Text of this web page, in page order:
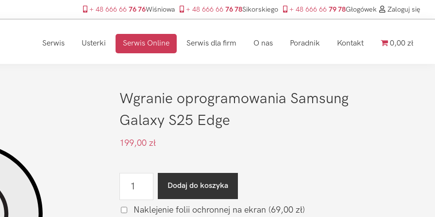
+ 48 666 66 76 76Wiśniowa + 48 666 66 76 78Sikorskiego + 48 666 66 79 78Głogówek Zaloguj się
Serwis Usterki Serwis Online Serwis dla firm O nas Poradnik Kontakt 0,00 zł
Wgranie oprogramowania Samsung
Galaxy S25 Edge
199,00 zł
oprogramowania
Dodaj do koszyka
Naklejenie folii ochronnej na ekran (69,00 zł)